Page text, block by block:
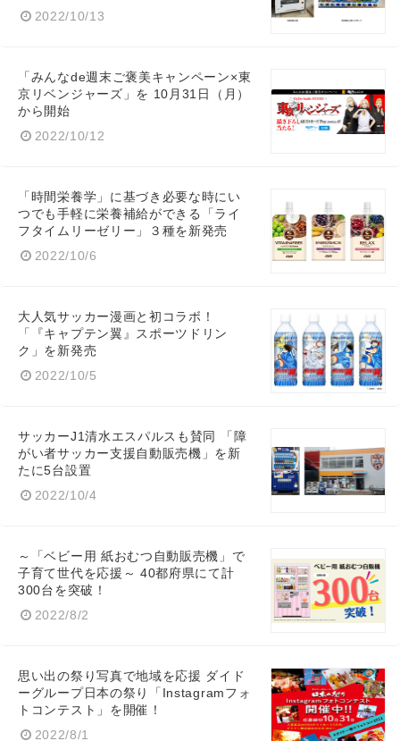
2022/10/13
「みんなde週末ご褒美キャンペーン×東
京リベンジャーズ」を 10月31日（月）
から開始
2022/10/12
「時間栄養学」に基づき必要な時にい
つでも手軽に栄養補給ができる「ライ
フタイムリーゼリー」３種を新発売
2022/10/6
大人気サッカー漫画と初コラボ！
「『キャプテン翼』スポーツドリン
ク」を新発売
2022/10/5
サッカーJ1清水エスパルスも賛同 「障
がい者サッカー支援自動販売機」を新
たに5台設置
2022/10/4
～「ベビー用 紙おむつ自動販売機」で
子育て世代を応援～ 40都府県にて計
300台を突破！
2022/8/2
思い出の祭り写真で地域を応援 ダイド
ーグループ日本の祭り「Instagramフォ
トコンテスト」を開催！
2022/8/1